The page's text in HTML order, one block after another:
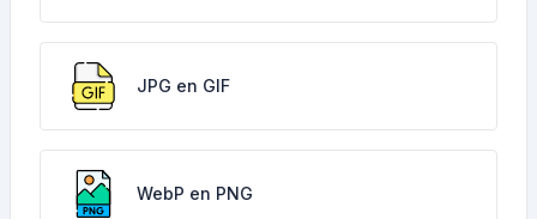
JPG en GIF
WebP en PNG